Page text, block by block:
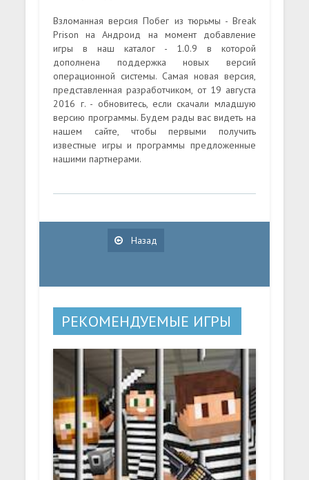
Взломанная версия Побег из тюрьмы - Break
Prison на Андроид на момент добавление
игры в наш каталог - 1.0.9 в которой
дополнена поддержка новых версий
операционной системы. Самая новая версия,
представленная разработчиком, от 19 августа
2016 г. - обновитесь, если скачали младшую
версию программы. Будем рады вас видеть на
нашем сайте, чтобы первыми получить
известные игры и программы предложенные
нашими партнерами.
Назад
РЕКОМЕНДУЕМЫЕ ИГРЫ